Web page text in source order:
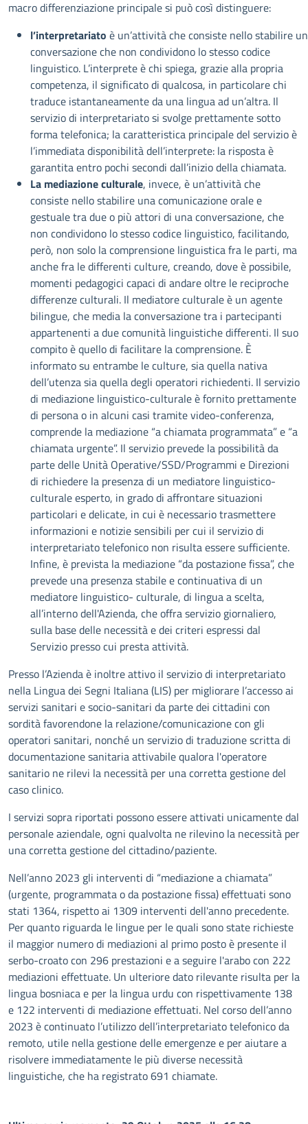
macro differenziazione principale si può così distinguere:
l’interpretariato è un’attività che consiste nello stabilire
conversazione che non condividono lo stesso codice
linguistico. L’interprete è chi spiega, grazie alla propria
competenza, il significato di qualcosa, in particolare chi
traduce istantaneamente da una lingua ad un’altra. Il
servizio di interpretariato si svolge prettamente sotto
forma telefonica; la caratteristica principale del servizio è
l’immediata disponibilità dell’interprete: la risposta è
garantita entro pochi secondi dall’inizio della chiamata.
La mediazione culturale, invece, è un’attività che
consiste nello stabilire una comunicazione orale e
gestuale tra due o più attori di una conversazione, che
non condividono lo stesso codice linguistico, facilitando,
però, non solo la comprensione linguistica fra le parti, ma
anche fra le differenti culture, creando, dove è possibile,
momenti pedagogici capaci di andare oltre le reciproche
differenze culturali. Il mediatore culturale è un agente
bilingue, che media la conversazione tra i partecipanti
appartenenti a due comunità linguistiche differenti. Il suo
compito è quello di facilitare la comprensione. È
informato su entrambe le culture, sia quella nativa
dell’utenza sia quella degli operatori richiedenti. Il servizio
di mediazione linguistico-culturale è fornito prettamente
di persona o in alcuni casi tramite video-conferenza,
comprende la mediazione “a chiamata programmata” e “a
chiamata urgente”. Il servizio prevede la possibilità da
parte delle Unità Operative/SSD/Programmi e Direzioni
di richiedere la presenza di un mediatore linguistico-
culturale esperto, in grado di affrontare situazioni
particolari e delicate, in cui è necessario trasmettere
informazioni e notizie sensibili per cui il servizio di
interpretariato telefonico non risulta essere sufficiente.
Infine, è prevista la mediazione “da postazione fissa”, che
prevede una presenza stabile e continuativa di un
mediatore linguistico- culturale, di lingua a scelta,
all’interno dell'Azienda, che offra servizio giornaliero,
sulla base delle necessità e dei criteri espressi dal
Servizio presso cui presta attività.
Presso l’Azienda è inoltre attivo il servizio di interpretariato
nella Lingua dei Segni Italiana (LIS) per migliorare l’accesso ai
servizi sanitari e socio-sanitari da parte dei cittadini con
sordità favorendone la relazione/comunicazione con gli
operatori sanitari, nonché un servizio di traduzione scritta di
documentazione sanitaria attivabile qualora l'operatore
sanitario ne rilevi la necessità per una corretta gestione del
caso clinico.
I servizi sopra riportati possono essere attivati unicamente dal
personale aziendale, ogni qualvolta ne rilevino la necessità per
una corretta gestione del cittadino/paziente.
Nell’anno 2023 gli interventi di “mediazione a chiamata”
(urgente, programmata o da postazione fissa) effettuati sono
stati 1364, rispetto ai 1309 interventi dell'anno precedente.
Per quanto riguarda le lingue per le quali sono state richieste
il maggior numero di mediazioni al primo posto è presente il
serbo-croato con 296 prestazioni e a seguire l'arabo con 222
mediazioni effettuate. Un ulteriore dato rilevante risulta per la
lingua bosniaca e per la lingua urdu con rispettivamente 138
e 122 interventi di mediazione effettuati. Nel corso dell’anno
2023 è continuato l’utilizzo dell’interpretariato telefonico da
remoto, utile nella gestione delle emergenze e per aiutare a
risolvere immediatamente le più diverse necessità
linguistiche, che ha registrato 691 chiamate.